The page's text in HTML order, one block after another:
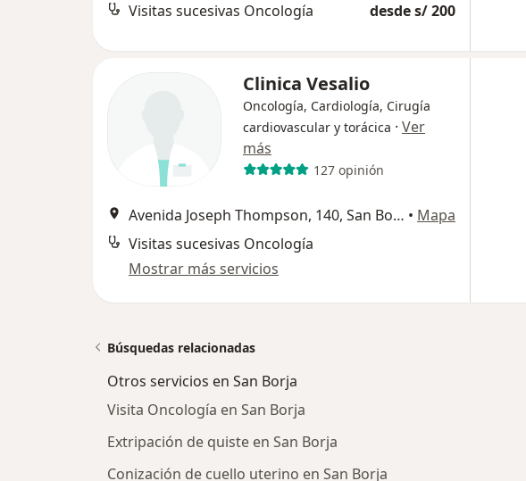
Visitas sucesivas Oncología desde s/ 200
Clinica Vesalio
Oncología, Cardiología, Cirugía
cardiovascular y torácica · Ver
más
127 opinión
Avenida Joseph Thompson, 140, San Borja • Mapa
Visitas sucesivas Oncología
Mostrar más servicios
Búsquedas relacionadas
Otros servicios en San Borja
Visita Oncología en San Borja
Extripación de quiste en San Borja
Conización de cuello uterino en San Borja